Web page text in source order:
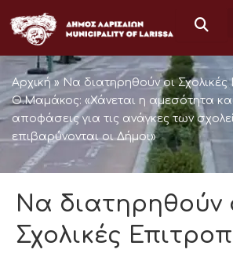
στο
περιεχόμενο
Αρχική » Να διατηρηθούν οι Σχολικές
Θ.Μαμάκος: «Χάνεται η αμεσότητα και
αποφάσεις για τις ανάγκες των
επιβαρύνονται οι Δήμοι»
Να διατηρηθούν
Σχολικές